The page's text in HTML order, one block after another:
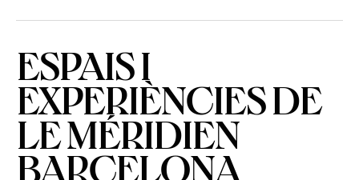
ESPAIS I
EXPERIÈNCIES DE
LE MÉRIDIEN
BARCELONA